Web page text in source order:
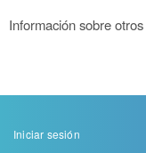
Información sobre otros
Menu
Iniciar sesión